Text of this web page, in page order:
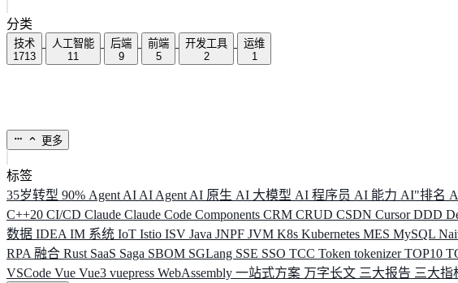
分类
技术
1713
人工智能
11
后端
9
前端
5
开发工具
2
运维
1
更多
标签
35岁转型 90% Agent AI AI Agent AI 原生 AI 大模型 AI 程序员 AI 能力 AI"排名
C++20 CI/CD Claude Claude Code Components CRM CRUD CSDN CursorDDD
数据 IDEA IM 系统 IoT Istio ISV Java JNPF JVM K8s Kubernetes MES MySQL
RPA 融合 Rust SaaS Saga SBOM SGLang SSE SSO TCC Token tokenizerTOP10
VSCode Vue Vue3 vuepress WebAssembly 一站式方案 万字长文 三大报告 三大指